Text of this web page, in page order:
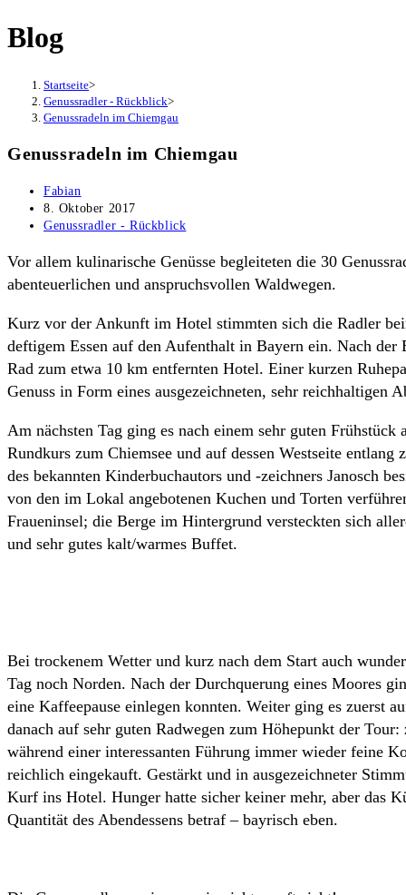
Blog
Startseite>
Genussradler - Rückblick>
Genussradeln im Chiemgau
Genussradeln im Chiemgau
Beitrags-
Autor:
Fabian
Beitrag
veröffentlicht:
8. Oktober 2017
Beitrags-
Genussradler - Rückblick
Vor allem kulinarische Genüsse begleiteten die 30
abenteuerlichen und anspruchsvollen Waldwegen.
Kurz vor der Ankunft im Hotel stimmten sich die Radler
deftigem Essen auf den Aufenthalt in Bayern ein. Nach
Rad zum etwa 10 km entfernten Hotel. Einer kurzen
Genuss in Form eines ausgezeichneten, sehr reichhaltigen
Am nächsten Tag ging es nach einem sehr guten
Rundkurs zum Chiemsee und auf dessen Westseite
des bekannten Kinderbuchautors und -zeichners Janosch
von den im Lokal angebotenen Kuchen und Torten
Fraueninsel; die Berge im Hintergrund versteckten sich
und sehr gutes kalt/warmes Buffet.
Bei trockenem Wetter und kurz nach dem Start auch
Tag noch Norden. Nach der Durchquerung eines Moores
eine Kaffeepause einlegen konnten. Weiter ging es zuerst
danach auf sehr guten Radwegen zum Höhepunkt der
während einer interessanten Führung immer wieder feine
reichlich eingekauft. Gestärkt und in ausgezeichneter
Kurf ins Hotel. Hunger hatte sicher keiner mehr, aber das
Quantität des Abendessens betraf – bayrisch eben.